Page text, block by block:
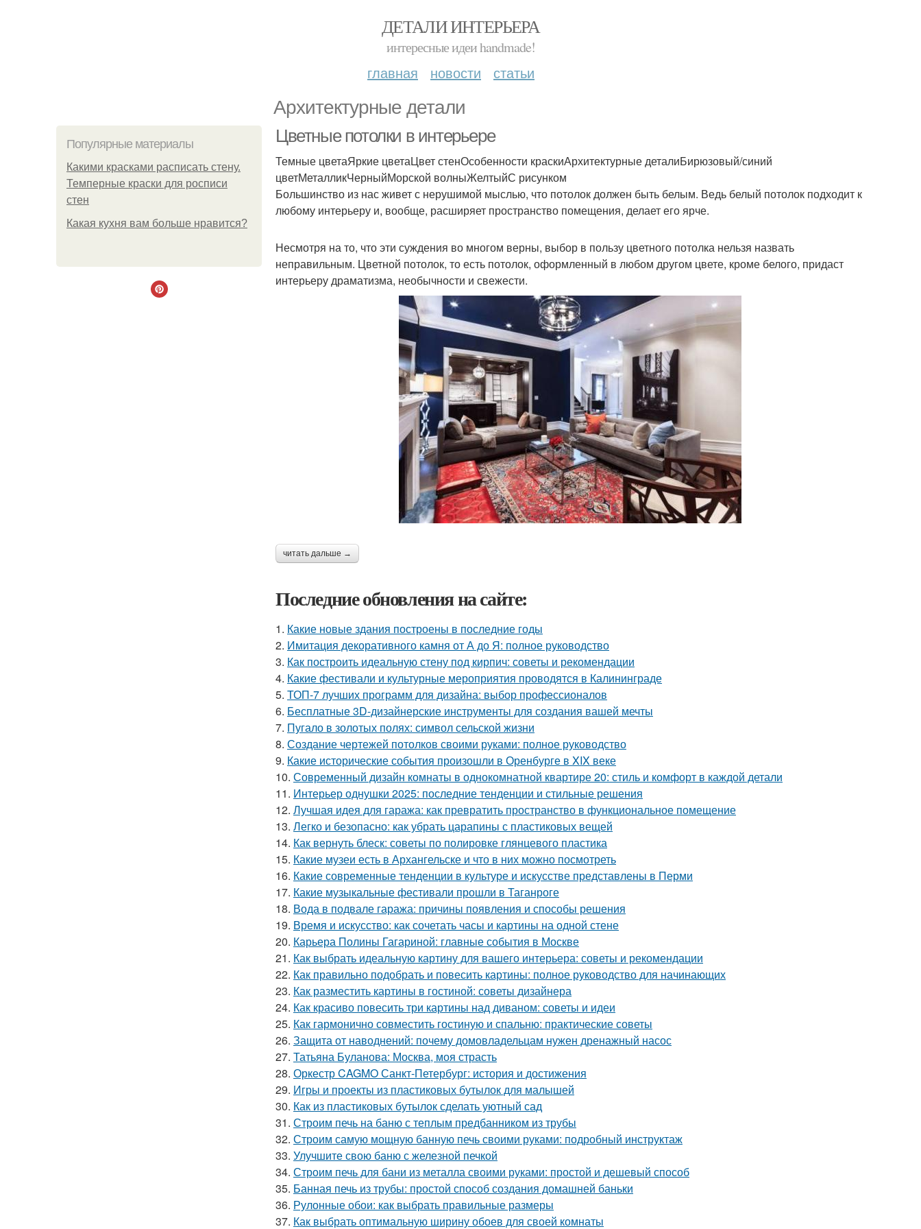
ДЕТАЛИ ИНТЕРЬЕРА
интересные идеи handmade!
главная новости статьи
Архитектурные детали
Популярные материалы
Какими красками расписать стену.
Темперные краски для росписи
стен
Какая кухня вам больше нравится?
Цветные потолки в интерьере
Темные цветаЯркие цветаЦвет стенОсобенности краскиАрхитектурные деталиБирюзовый/синий
цветМеталликЧерныйМорской волныЖелтыйС рисунком
Большинство из нас живет с нерушимой мыслью, что потолок должен быть белым. Ведь белый потолок подходит к
любому интерьеру и, вообще, расширяет пространство помещения, делает его ярче.
Несмотря на то, что эти суждения во многом верны, выбор в пользу цветного потолка нельзя назвать
неправильным. Цветной потолок, то есть потолок, оформленный в любом другом цвете, кроме белого, придаст
интерьеру драматизма, необычности и свежести.
читать дальше →
Последние обновления на сайте:
1. Какие новые здания построены в последние годы
2. Имитация декоративного камня от А до Я: полное руководство
3. Как построить идеальную стену под кирпич: советы и рекомендации
4. Какие фестивали и культурные мероприятия проводятся в Калининграде
5. ТОП-7 лучших программ для дизайна: выбор профессионалов
6. Бесплатные 3D-дизайнерские инструменты для создания вашей мечты
7. Пугало в золотых полях: символ сельской жизни
8. Создание чертежей потолков своими руками: полное руководство
9. Какие исторические события произошли в Оренбурге в XIX веке
10. Современный дизайн комнаты в однокомнатной квартире 20: стиль и комфорт в каждой детали
11. Интерьер однушки 2025: последние тенденции и стильные решения
12. Лучшая идея для гаража: как превратить пространство в функциональное помещение
13. Легко и безопасно: как убрать царапины с пластиковых вещей
14. Как вернуть блеск: советы по полировке глянцевого пластика
15. Какие музеи есть в Архангельске и что в них можно посмотреть
16. Какие современные тенденции в культуре и искусстве представлены в Перми
17. Какие музыкальные фестивали прошли в Таганроге
18. Вода в подвале гаража: причины появления и способы решения
19. Время и искусство: как сочетать часы и картины на одной стене
20. Карьера Полины Гагариной: главные события в Москве
21. Как выбрать идеальную картину для вашего интерьера: советы и рекомендации
22. Как правильно подобрать и повесить картины: полное руководство для начинающих
23. Как разместить картины в гостиной: советы дизайнера
24. Как красиво повесить три картины над диваном: советы и идеи
25. Как гармонично совместить гостиную и спальню: практические советы
26. Защита от наводнений: почему домовладельцам нужен дренажный насос
27. Татьяна Буланова: Москва, моя страсть
28. Оркестр CAGMO Санкт-Петербург: история и достижения
29. Игры и проекты из пластиковых бутылок для малышей
30. Как из пластиковых бутылок сделать уютный сад
31. Строим печь на баню с теплым предбанником из трубы
32. Строим самую мощную банную печь своими руками: подробный инструктаж
33. Улучшите свою баню с железной печкой
34. Строим печь для бани из металла своими руками: простой и дешевый способ
35. Банная печь из трубы: простой способ создания домашней баньки
36. Рулонные обои: как выбрать правильные размеры
37. Как выбрать оптимальную ширину обоев для своей комнаты